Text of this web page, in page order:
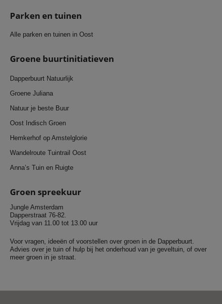
Parken en tuinen
Alle parken en tuinen in Oost
Groene buurtinitiatieven
Dapperbuurt Natuurlijk
Groene Juliana
Natuur je beste Buur
Oost Indisch Groen
Hemkerhof op Amstelglorie
Wandelroute Tuintrail Oost
Anna’s Tuin en Ruigte
Groen spreekuur
Jungle Amsterdam
Dapperstraat 76-82.
Vrijdag van 11.00 tot 13.00 uur
Voor vragen, ideeën of voorstellen over groen in de Dapperbuurt.
Advies over je tuin of hulp bij het onderhoud van je geveltuin, of over
meer groen in je straat.